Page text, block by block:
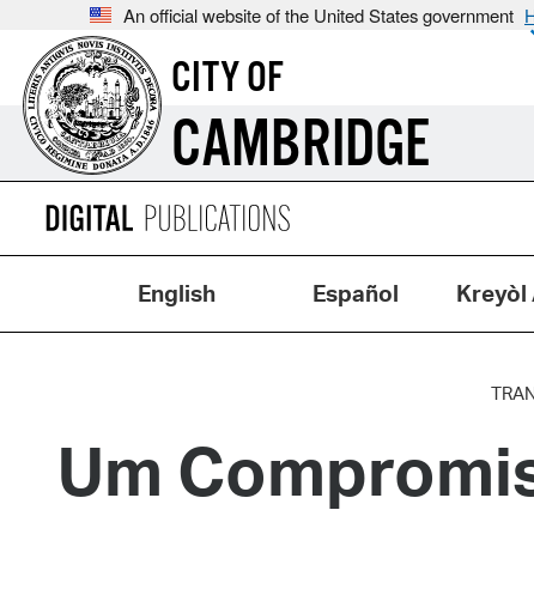
An official website of the United States government
CITY OF
CAMBRIDGE
English Español Kreyòl
Um